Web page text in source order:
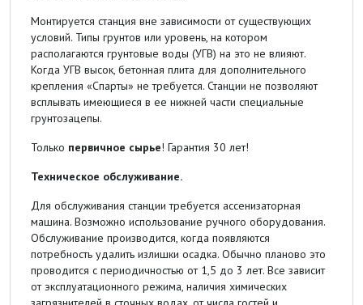
Монтируется станция вне зависимости от существующих
условий. Типы грунтов или уровень, на котором
располагаются грунтовые воды (УГВ) на это не влияют.
Когда УГВ высок, бетонная плита для дополнительного
крепления «Спарты» не требуется. Станции не позволяют
всплывать имеющиеся в ее нижней части специальные
грунтозацепы.
Только первичное сырье! Гарантия 30 лет!
Техническое обслуживание.
Для обслуживания станции требуется ассенизаторная
машина. Возможно использование ручного оборудования.
Обслуживание производится, когда появляются
потребность удалить излишки осадка. Обычно планово это
проводится с периодичностью от 1,5 до 3 лет. Все зависит
от эксплуатационного режима, наличия химических